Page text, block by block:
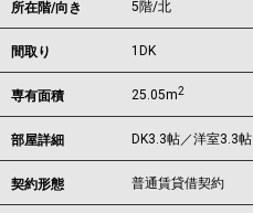
所在階/向き 5階/北
間取り 1DK
専有面積 25.05m2
部屋詳細 DK3.3帖／洋室3.3帖
契約形態 普通賃貸借契約